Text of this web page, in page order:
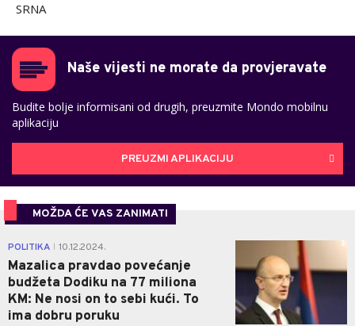
SRNA
Naše vijesti ne morate da provjeravate
Budite bolje informisani od drugih, preuzmite Mondo mobilnu
aplikaciju
PREUZMI APLIKACIJU
MOŽDA ĆE VAS ZANIMATI
POLITIKA 10.12.2024.
Mazalica pravdao povećanje
budžeta Dodiku na 77 miliona
KM: Ne nosi on to sebi kući. To
ima dobru poruku
3